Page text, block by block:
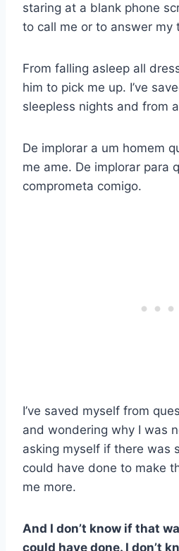
staring at a blank phone
to call me or to answer my
From falling asleep all
him to pick me up. I’ve
sleepless nights and from
De implorar a um homem
me ame. De implorar para
comprometa comigo.
I’ve saved myself from
and wondering why I was
asking myself if there was
could have done to make
me more.
And I don’t know if that
could have done. I don’t